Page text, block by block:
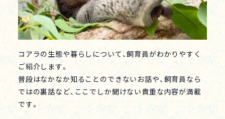
コアラの生態や暮らしについて、飼育員がわかりやすく
ご紹介します。
普段はなかなか知ることのできないお話や、飼育員なら
ではの裏話など、ここでしか聞けない貴重な内容が満載
です。